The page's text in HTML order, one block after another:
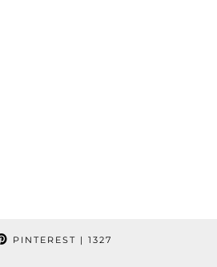
PINTEREST | 1327